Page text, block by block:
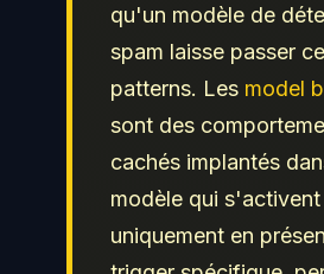
qu'un modèle de
spam laisse passer
patterns. Les model
sont des
cachés implantés
modèle qui s'activent
uniquement en